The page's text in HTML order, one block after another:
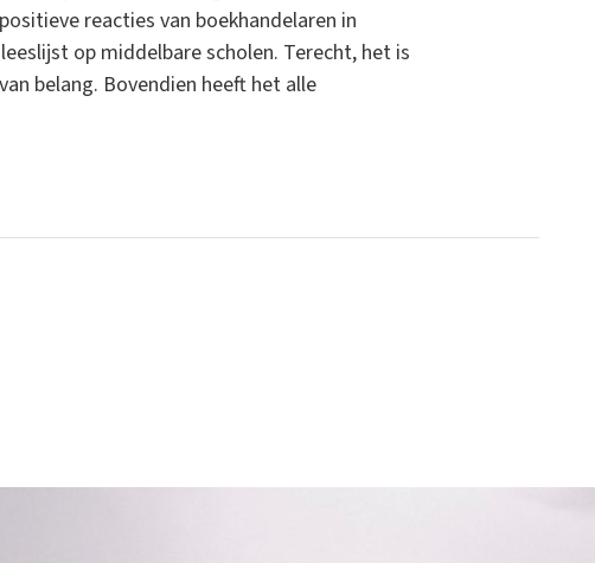
reacties van boekhandelaren in
op middelbare scholen. Terecht, het is
belang. Bovendien heeft het alle